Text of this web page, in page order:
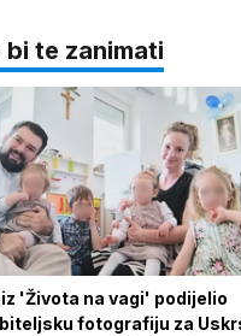
bi te zanimati
'Života na vagi' podijelio
fotografiju za